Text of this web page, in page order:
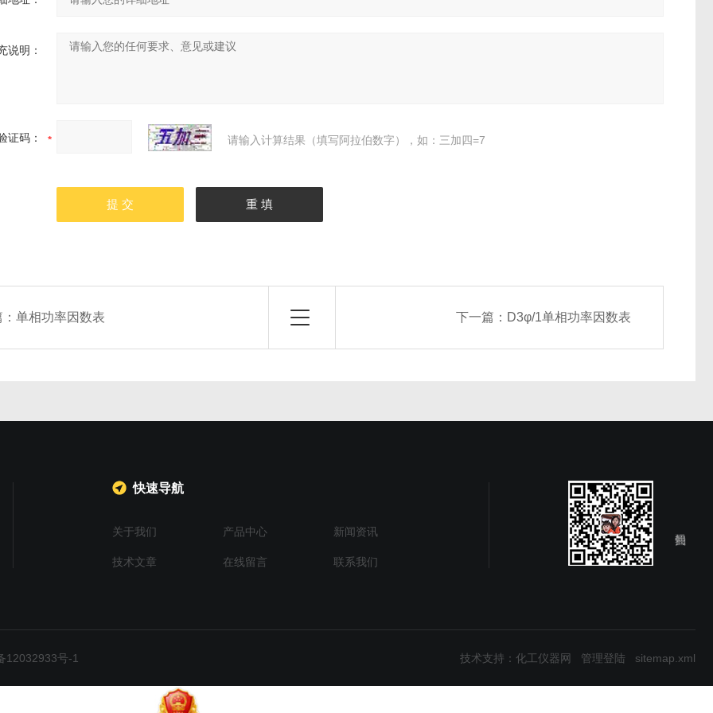
说明：
证码： 请输入计算结果（填写阿拉伯数字），如：三加四=7
：单相功率因数表 下一篇： D3φ/1单相功率因数表
快速导航
关于我们 产品中心 新闻资讯
技术文章 在线留言 联系我们
12032933号-1 技术支持： 化工仪器网 管理登陆 sitemap.xml